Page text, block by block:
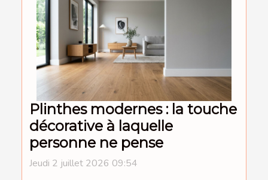
Plinthes modernes : la touche
décorative à laquelle
personne ne pense
Jeudi 2 juillet 2026 09:54